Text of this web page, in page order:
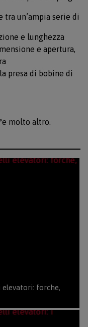
un’ampia serie di
e lunghezza
e apertura,
presa di bobine di
molto altro.
forche,